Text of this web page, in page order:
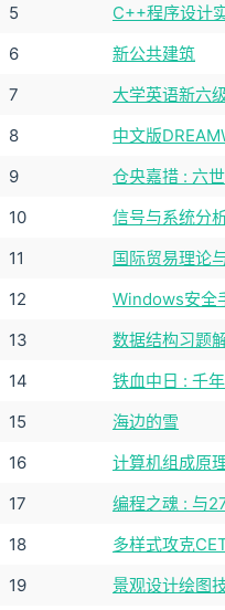
5
C++程序设计
6
新公共建筑
7
大学英语新六
8
中文版
9
仓央嘉措 : 六
10
信号与系统分
11
国际贸易理论
12
Windows安全
13
数据结构习题
14
铁血中日 : 千
15
海边的雪
16
计算机组成原
17
编程之魂 : 与
18
多样式攻克
19
景观设计绘图